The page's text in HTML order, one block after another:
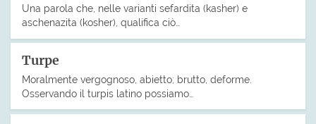
Una parola che, nelle varianti sefardita (kasher) e
aschenazita (kosher), qualifica ciò…
Turpe
Moralmente vergognoso, abietto; brutto, deforme.
Osservando il turpis latino possiamo…